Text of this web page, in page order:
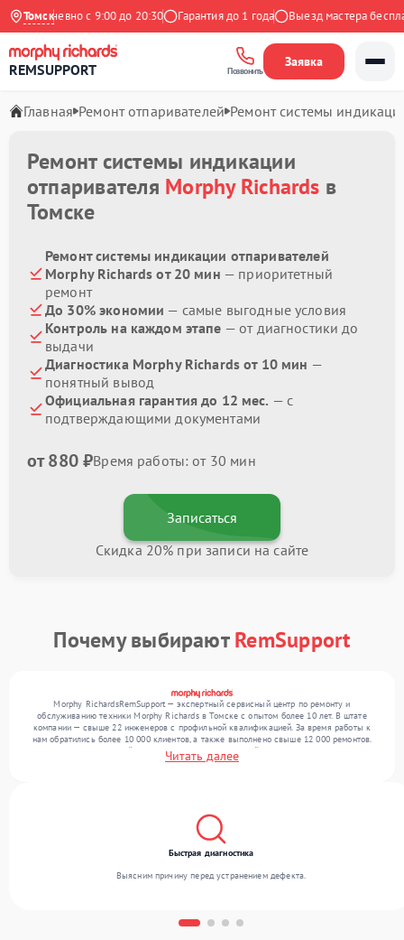
Томск
Ежедневно с 9:00 до 20:30 Гарантия до 1 года Выезд мастера
REMSUPPORT Позвонить
Заявка
Главная Ремонт отпаривателей Ремонт системы
Ремонт системы индикации
отпаривателя Morphy Richards в
Томске
Ремонт системы индикации отпаривателей
Morphy Richards от 20 мин — приоритетный
ремонт
До 30% экономии — самые выгодные условия
Контроль на каждом этапе — от диагностики до
выдачи
Диагностика Morphy Richards от 10 мин —
понятный вывод
Официальная гарантия до 12 мес. — с
подтверждающими документами
от 880 ₽Время работы: от 30 мин
Записаться
Скидка 20% при записи на сайте
Почему выбираютRemSupport
Morphy RichardsRemSupport — экспертный сервисный центр по ремонту и
обслуживанию техники Morphy Richards в Томске с опытом более 10 лет. В штате
компании — свыше 22 инженеров с профильной квалификацией. За время работы к
нам обратились более 10 000 клиентов, а также выполнено свыше 12 000 ремонтов.
Ежемесячно в сервисный центр поступает от 300 устройств, включая , , . Мы беремся
за задачи любой сложности и предлагаем стабильный уровень сервиса благодаря
Читать далее
Быстрая диагностика
Выясним причину перед устранением дефекта.